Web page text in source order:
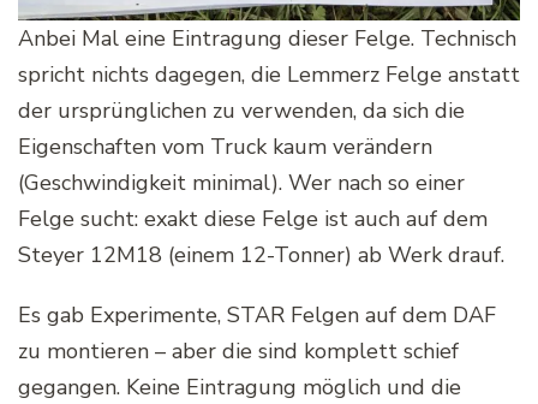
Anbei Mal eine Eintragung dieser Felge. Technisch
spricht nichts dagegen, die Lemmerz Felge anstatt
der ursprünglichen zu verwenden, da sich die
Eigenschaften vom Truck kaum verändern
(Geschwindigkeit minimal). Wer nach so einer
Felge sucht: exakt diese Felge ist auch auf dem
Steyer 12M18 (einem 12-Tonner) ab Werk drauf.
Es gab Experimente, STAR Felgen auf dem DAF
zu montieren – aber die sind komplett schief
gegangen. Keine Eintragung möglich und die